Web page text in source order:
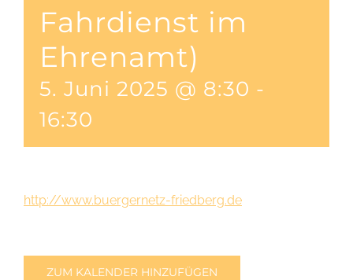
Fahrdienst im
Ehrenamt)
5. Juni 2025 @ 8:30 -
16:30
http://www.buergernetz-friedberg.de
ZUM KALENDER HINZUFÜGEN